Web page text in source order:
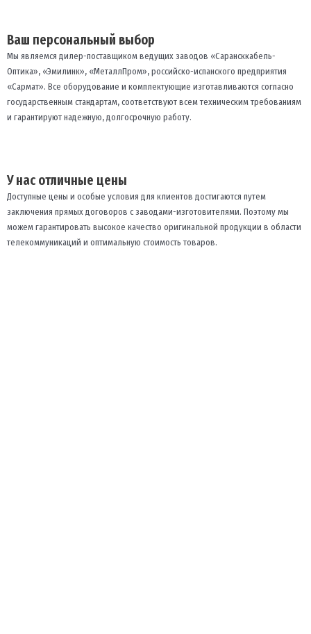
Ваш персональный выбор
Мы являемся дилер-поставщиком ведущих заводов «Сарансккабель-
Оптика», «Эмилинк», «МеталлПром», российско-испанского предприятия
«Сармат». Все оборудование и комплектующие изготавливаются согласно
государственным стандартам, соответствуют всем техническим требованиям
и гарантируют надежную, долгосрочную работу.
У нас отличные цены
Доступные цены и особые условия для клиентов достигаются путем
заключения прямых договоров с заводами-изготовителями. Поэтому мы
можем гарантировать высокое качество оригинальной продукции в области
телекоммуникаций и оптимальную стоимость товаров.